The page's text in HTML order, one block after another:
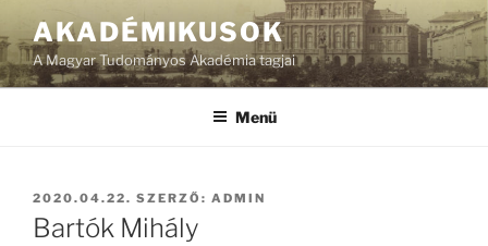
AKADÉMIKUSOK
A Magyar Tudományos Akadémia tagjai
Menü
BEKÜLDVE:
2020.04.22. SZERZŐ: ADMIN
Bartók Mihály